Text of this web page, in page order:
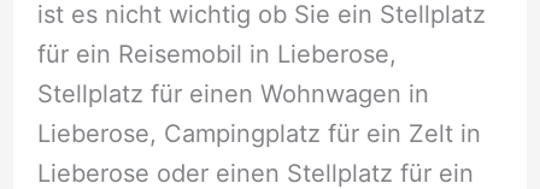
ist es nicht wichtig ob Sie ein Stellplatz
für ein Reisemobil in Lieberose,
Stellplatz für einen Wohnwagen in
Lieberose, Campingplatz für ein Zelt in
Lieberose oder einen Stellplatz für ein